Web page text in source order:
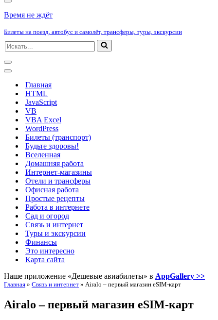
Меню
навигации
Время не ждёт
Билеты на поезд, автобус и самолёт, трансферы, туры, экскурсии
Искать...
Меню
навигации
Меню
навигацииГлавная
HTML
JavaScript
VB
VBA Excel
WordPress
Билеты (транспорт)
Будьте здоровы!
Вселенная
Домашняя работа
Интернет-магазины
Отели и трансферы
Офисная работа
Простые рецепты
Работа в интернете
Сад и огород
Связь и интернет
Туры и экскурсии
Финансы
Это интересно
Карта сайта
Наше приложение «Дешевые авиабилеты» в AppGallery >>
Главная » Связь и интернет » Airalo – первый магазин eSIM-карт
Airalo – первый магазин eSIM-карт